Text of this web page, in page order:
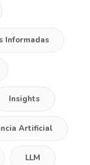
Informadas
Insights
Artificial
LLM